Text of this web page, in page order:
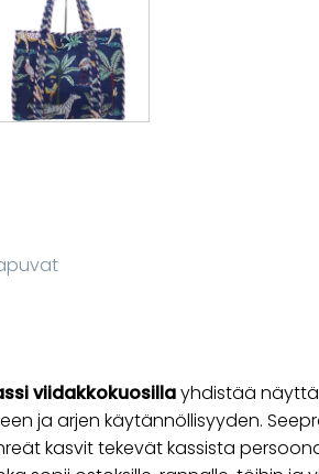
viidakkokuosillayhdistää
ja arjen käytännöllisyyden.
kasvit tekevät kassista